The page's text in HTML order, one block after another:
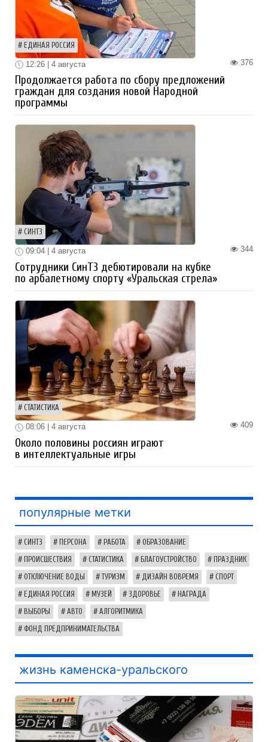
ЕДИНАЯ РОССИЯ
376
12:26 | 4 августа
Продолжается работа по сбору предложений
граждан для создания новой Народной
программы
СИНТЗ
344
09:04 | 4 августа
Сотрудники СинТЗ дебютировали на кубке
по арбалетному спорту «Уральская стрела»
СТАТИСТИКА
409
08:06 | 4 августа
Около половины россиян играют
в интеллектуальные игры
популярные метки
СИНТЗ ПЕРСОНА РАБОТА ОБРАЗОВАНИЕ
ПРОИСШЕСТВИЯ СТАТИСТИКА БЛАГОУСТРОЙСТВО ПРАЗДНИК
ОТКЛЮЧЕНИЕ ВОДЫ ТУРИЗМ ДИЗАЙН ВОВРЕМЯ СПОРТ
ЕДИНАЯ РОССИЯ МУЗЕЙ ЗДОРОВЬЕ НАГРАДА
ВЫБОРЫ АВТО АЛГОРИТМИКА
ФОНД ПРЕДПРИНИМАТЕЛЬСТВА
жизнь каменска-уральского